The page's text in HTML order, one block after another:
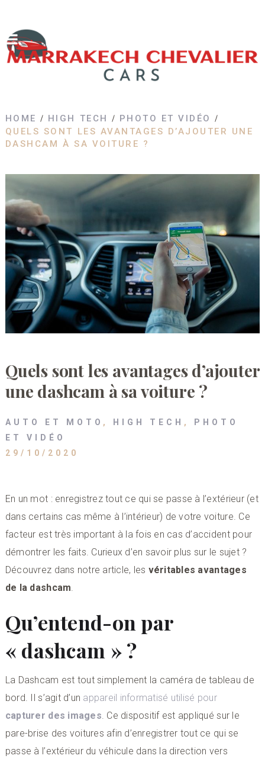
HOME HIGH TECH
PHOTO ET VIDÉO
QUELS SONT LES AVANTAGES D’AJOUTER UNE
DASHCAM À SA VOITURE ?
Quels sont les avantages d’ajouter
une dashcam à sa voiture ?
AUTO ET MOTO , HIGH TECH ,
PHOTO
ET VIDÉO
29/10/2020
En un mot : enregistrez tout ce qui se passe à l’extérieur (et
dans certains cas même à l’intérieur) de votre voiture. Ce
facteur est très important à la fois en cas d’accident pour
démontrer les faits. Curieux d’en savoir plus sur le sujet ?
Découvrez dans notre article, les véritables avantages
de la dashcam
Qu’entend-on par
« dashcam » ?
La Dashcam est tout simplement la caméra de tableau de
bord. Il s’agit d’un appareil informatisé utilisé pour
capturer des images . Ce dispositif est appliqué sur le
pare-brise des voitures afin d’enregistrer tout ce qui se
passe à l’extérieur du véhicule dans la direction vers